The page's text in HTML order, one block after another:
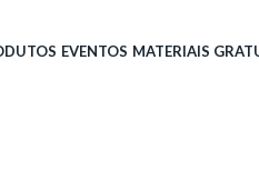
EVENTOS MATERIAIS